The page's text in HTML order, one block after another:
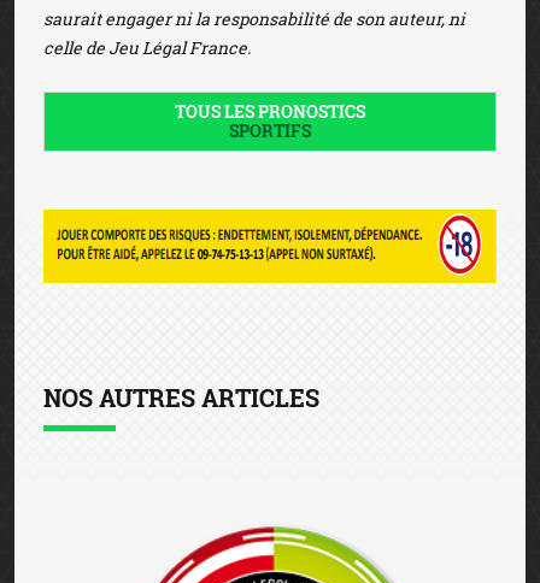
saurait engager ni la responsabilité de son auteur, ni
celle de Jeu Légal France.
TOUS LES PRONOSTICS
SPORTIFS
NOS AUTRES ARTICLES